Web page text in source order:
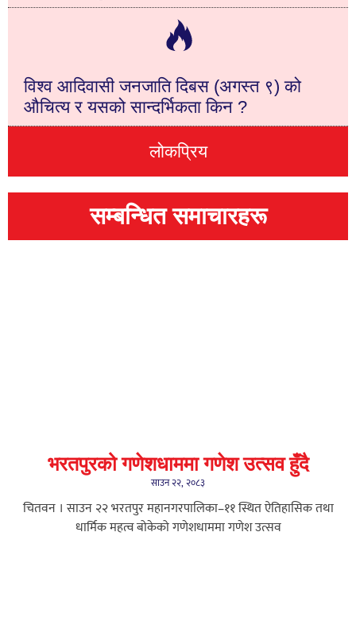
लोकप्रिय
विश्व आदिवासी जनजाति दिबस (अगस्त ९) को
औचित्य र यसको सान्दर्भिकता किन ?
सम्बन्धित समाचारहरू
भरतपुरको गणेशधाममा गणेश उत्सव हुँदै
साउन २२, २०८३
चितवन । साउन २२ भरतपुर महानगरपालिका–११ स्थित ऐतिहासिक तथा
धार्मिक महत्व बोकेको गणेशधाममा गणेश उत्सव